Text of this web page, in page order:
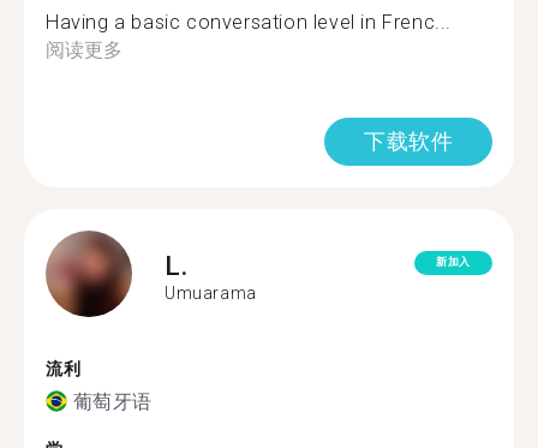
Having a basic conversation level in Frenc...
阅读更多
下载软件
L.
Umuarama
新加入
流利
葡萄牙语